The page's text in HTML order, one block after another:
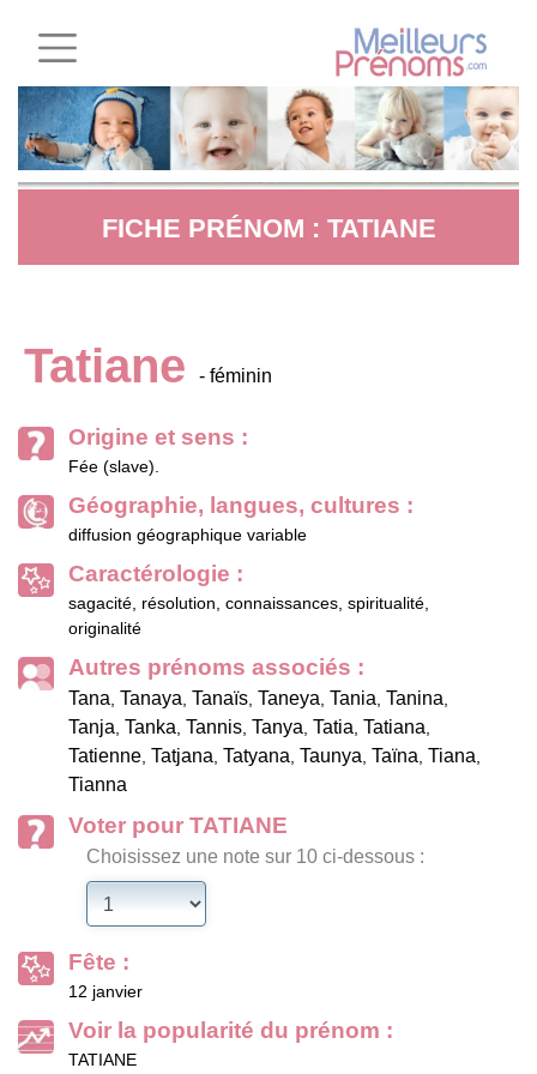
FICHE PRÉNOM : TATIANE
Tatiane - féminin
Origine et sens :
Fée (slave).
Géographie, langues, cultures :
diffusion géographique variable
Caractérologie :
sagacité, résolution, connaissances, spiritualité,
originalité
Autres prénoms associés :
Tana, Tanaya, Tanaïs, Taneya, Tania, Tanina,
Tanja, Tanka, Tannis, Tanya, Tatia, Tatiana,
Tatienne, Tatjana, Tatyana, Taunya, Taïna, Tiana,
Tianna
Voter pour TATIANE
Choisissez une note sur 10 ci-dessous :
Fête :
12 janvier
Voir la popularité du prénom :
TATIANE